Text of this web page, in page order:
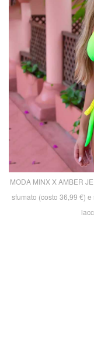
MODA MINX X AMBER
sfumato (costo 36,99 €)